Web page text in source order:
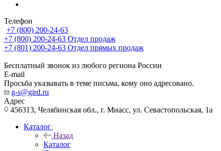
Телефон
+7 (800) 200-24-63
+7 (800) 200-24-63 Отдел продаж
+7 (801) 200-24-63 Отдел прямых продаж
Бесплатный звонок из любого региона России
E-mail
Просьба указывать в теме письма, кому оно адресовано.
g-s@gird.ru
Адрес
456313, Челябинская обл., г. Миасс, ул. Севастопольская, 1а
Каталог
Назад
Каталог